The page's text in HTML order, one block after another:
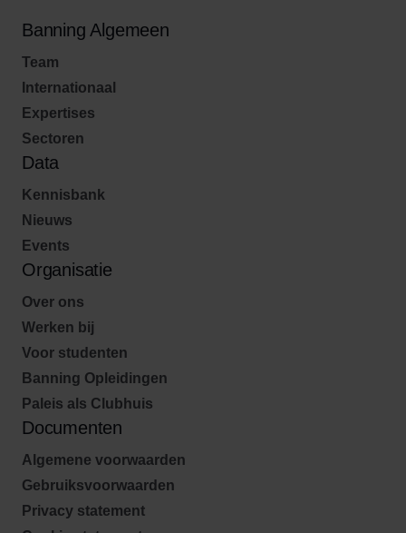
Banning Algemeen
Team
Internationaal
Expertises
Sectoren
Data
Kennisbank
Nieuws
Events
Organisatie
Over ons
Werken bij
Voor studenten
Banning Opleidingen
Paleis als Clubhuis
Documenten
Algemene voorwaarden
Gebruiksvoorwaarden
Privacy statement